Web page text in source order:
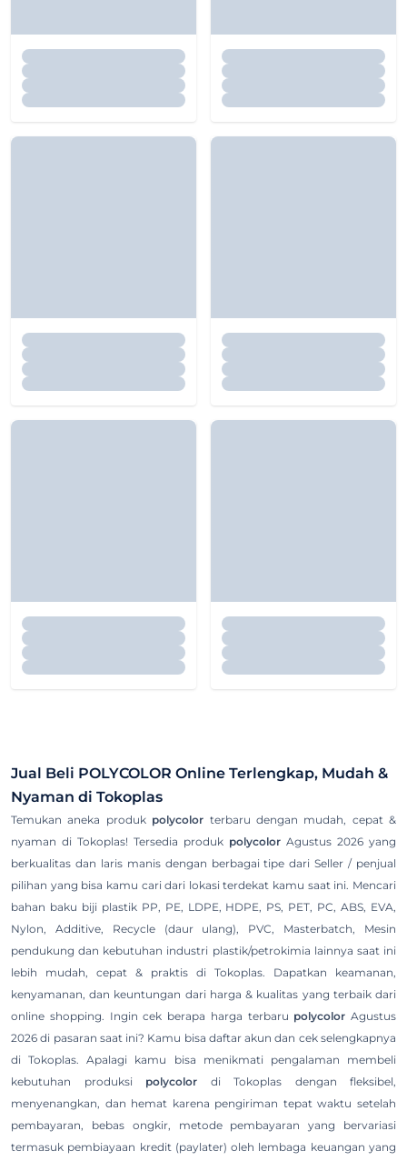
Jual Beli POLYCOLOR Online Terlengkap, Mudah &
Nyaman di Tokoplas
Temukan aneka produk polycolor terbaru dengan mudah, cepat &
nyaman di Tokoplas! Tersedia produk polycolor Agustus 2026 yang
berkualitas dan laris manis dengan berbagai tipe dari Seller / penjual
pilihan yang bisa kamu cari dari lokasi terdekat kamu saat ini. Mencari
bahan baku biji plastik PP, PE, LDPE, HDPE, PS, PET, PC, ABS, EVA,
Nylon, Additive, Recycle (daur ulang), PVC, Masterbatch, Mesin
pendukung dan kebutuhan industri plastik/petrokimia lainnya saat ini
lebih mudah, cepat & praktis di Tokoplas. Dapatkan keamanan,
kenyamanan, dan keuntungan dari harga & kualitas yang terbaik dari
online shopping. Ingin cek berapa harga terbaru polycolor Agustus
2026 di pasaran saat ini? Kamu bisa daftar akun dan cek selengkapnya
di Tokoplas. Apalagi kamu bisa menikmati pengalaman membeli
kebutuhan produksi polycolor di Tokoplas dengan fleksibel,
menyenangkan, dan hemat karena pengiriman tepat waktu setelah
pembayaran, bebas ongkir, metode pembayaran yang bervariasi
termasuk pembiayaan kredit (paylater) oleh lembaga keuangan yang